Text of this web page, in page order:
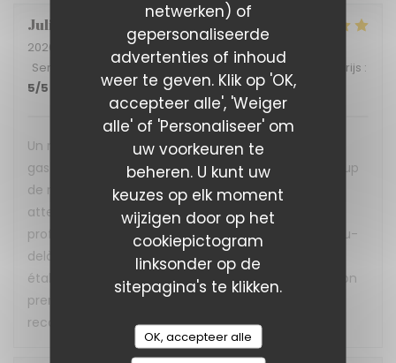
netwerken) of
gepersonaliseerde
advertenties of inhoud
weer te geven. Klik op 'OK,
accepteer alle', 'Weiger
alle' of 'Personaliseer' om
uw voorkeuren te
beheren. U kunt uw
keuzes op elk moment
wijzigen door op het
cookiepictogram
linksonder op de
sitepagina's te klikken.
OK, accepteer alle
Julia
2026-07-02
- 12:15 - Gasten 4
Service
Atmosfeer: 5/5 Keuken: 5/5 Kwaliteit / Prijs :
5/5
Un restaurant qui prouve qu'on peut allier
gastronomie, convivialité et inclusion avec beaucoup
de réussite ! L'accueil est chaleureux, le service
attentionné et réalisé avec beaucoup de
professionnalisme. Nous avons très bien déjeuné. Au-
delà de la qualité de la cuisine, c'est aussi un
établissement porteur de belles valeurs, où l'inclusion
prend tout son sens. Une très belle adresse que je
recommande sans hésiter !